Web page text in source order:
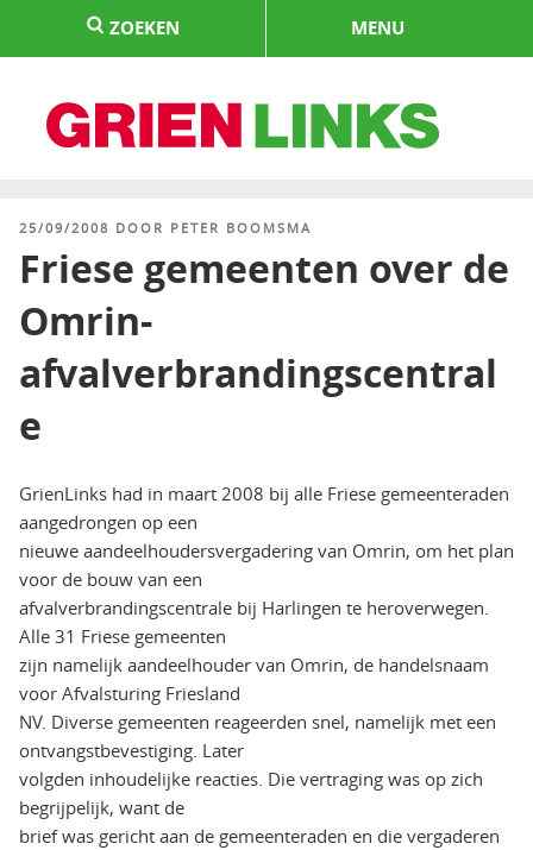
springen
ZOEKEN MENU
GEPLAATST
25/09/2008 DOOR PETER BOOMSMA
Friese gemeenten over de
Omrin-
afvalverbrandingscentral
e
GrienLinks had in maart 2008 bij alle Friese gemeenteraden
aangedrongen op een
nieuwe aandeelhoudersvergadering van Omrin, om het plan
voor de bouw van een
afvalverbrandingscentrale bij Harlingen te heroverwegen.
Alle 31 Friese gemeenten
zijn namelijk aandeelhouder van Omrin, de handelsnaam
voor Afvalsturing Friesland
NV. Diverse gemeenten reageerden snel, namelijk met een
ontvangstbevestiging. Later
volgden inhoudelijke reacties. Die vertraging was op zich
begrijpelijk, want de
brief was gericht aan de gemeenteraden en die vergaderen